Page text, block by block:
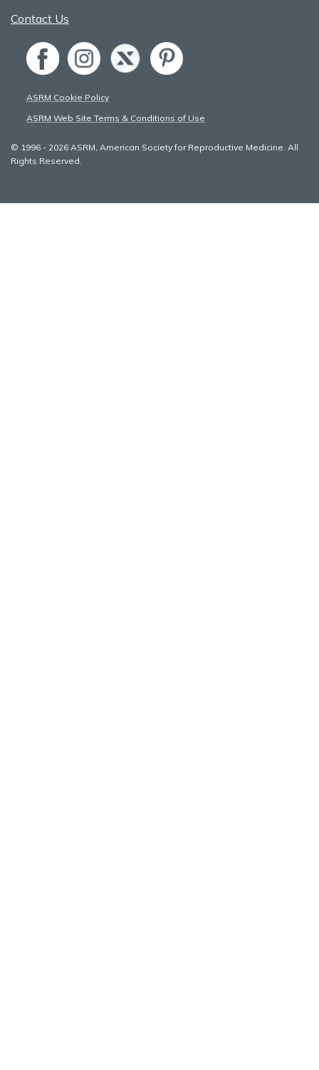
Contact Us
ASRM Cookie Policy
ASRM Web Site Terms & Conditions of Use
© 1996 - 2026 ASRM, American Society for Reproductive Medicine. All
Rights Reserved.